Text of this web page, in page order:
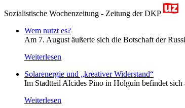
Sozialistische Wochenzeitung - Zeitung der DKP
Wem nutzt es?
Am 7. August äußerte sich die Botschaft der
Weiterlesen
Solarenergie und „kreativer Widerstand“
Im Stadtteil Alcides Pino in Holguín befindet sich
Weiterlesen